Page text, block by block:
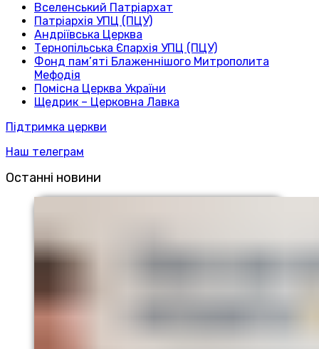
Вселенський Патріархат
Патріархія УПЦ (ПЦУ)
Андріївська Церква
Тернопільська Єпархія УПЦ (ПЦУ)
Фонд пам’яті Блаженнішого Митрополита
Мефодія
Помісна Церква України
Щедрик – Церковна Лавка
Підтримка церкви
Наш телеграм
Останні новини